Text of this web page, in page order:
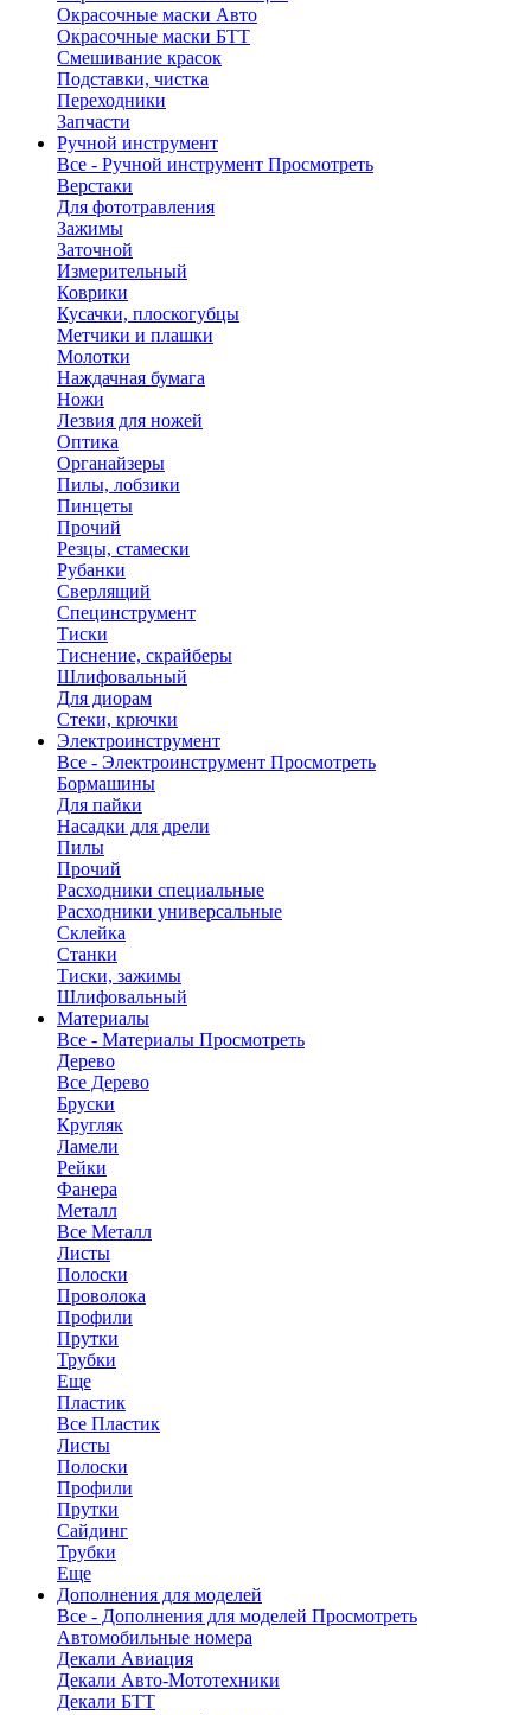
Окрасочные маски Авто
Окрасочные маски БТТ
Смешивание красок
Подставки, чистка
Переходники
Запчасти
Ручной инструмент
Все - Ручной инструмент Просмотреть
Верстаки
Для фототравления
Зажимы
Заточной
Измерительный
Коврики
Кусачки, плоскогубцы
Метчики и плашки
Молотки
Наждачная бумага
Ножи
Лезвия для ножей
Оптика
Органайзеры
Пилы, лобзики
Пинцеты
Прочий
Резцы, стамески
Рубанки
Сверлящий
Специнструмент
Тиски
Тиснение, скрайберы
Шлифовальный
Для диорам
Стеки, крючки
Электроинструмент
Все - Электроинструмент Просмотреть
Бормашины
Для пайки
Насадки для дрели
Пилы
Прочий
Расходники специальные
Расходники универсальные
Склейка
Станки
Тиски, зажимы
Шлифовальный
Материалы
Все - Материалы Просмотреть
Дерево
Все Дерево
Бруски
Кругляк
Ламели
Рейки
Фанера
Металл
Все Металл
Листы
Полоски
Проволока
Профили
Прутки
Трубки
Еще
Пластик
Все Пластик
Листы
Полоски
Профили
Прутки
Сайдинг
Трубки
Еще
Дополнения для моделей
Все - Дополнения для моделей Просмотреть
Автомобильные номера
Декали Авиация
Декали Авто-Мототехники
Декали БТТ